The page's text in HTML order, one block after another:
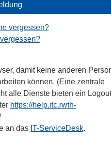
vergessen?
damit keine anderen
können. (Eine zentrale
alle Dienste bieten ein
https://help.itc.rwth-
an das IT-ServiceDesk.